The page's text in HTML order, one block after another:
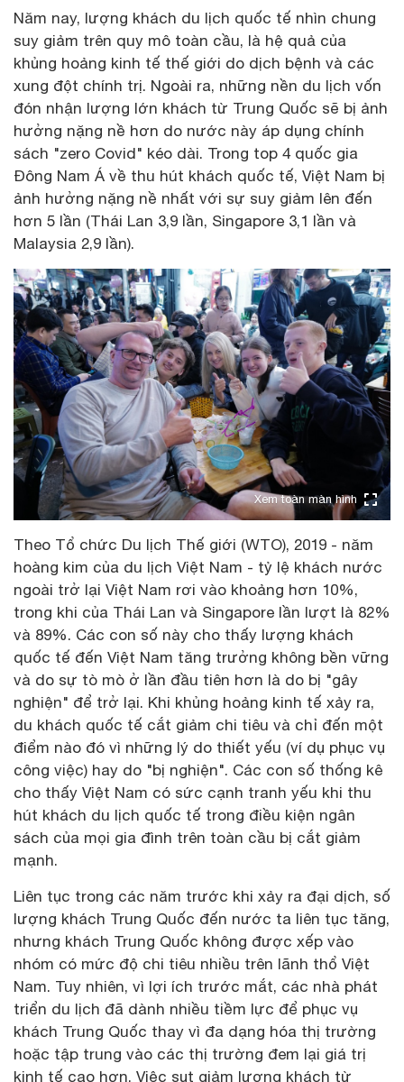
Năm nay, lượng khách du lịch quốc tế nhìn chung
suy giảm trên quy mô toàn cầu, là hệ quả của
khủng hoảng kinh tế thế giới do dịch bệnh và các
xung đột chính trị. Ngoài ra, những nền du lịch vốn
đón nhận lượng lớn khách từ Trung Quốc sẽ bị ảnh
hưởng nặng nề hơn do nước này áp dụng chính
sách "zero Covid" kéo dài. Trong top 4 quốc gia
Đông Nam Á về thu hút khách quốc tế, Việt Nam bị
ảnh hưởng nặng nề nhất với sự suy giảm lên đến
hơn 5 lần (Thái Lan 3,9 lần, Singapore 3,1 lần và
Malaysia 2,9 lần).
Xem toàn màn hình
Theo Tổ chức Du lịch Thế giới (WTO), 2019 - năm
hoàng kim của du lịch Việt Nam - tỷ lệ khách nước
ngoài trở lại Việt Nam rơi vào khoảng hơn 10%,
trong khi của Thái Lan và Singapore lần lượt là 82%
và 89%. Các con số này cho thấy lượng khách
quốc tế đến Việt Nam tăng trưởng không bền vững
và do sự tò mò ở lần đầu tiên hơn là do bị "gây
nghiện" để trở lại. Khi khủng hoảng kinh tế xảy ra,
du khách quốc tế cắt giảm chi tiêu và chỉ đến một
điểm nào đó vì những lý do thiết yếu (ví dụ phục vụ
công việc) hay do "bị nghiện". Các con số thống kê
cho thấy Việt Nam có sức cạnh tranh yếu khi thu
hút khách du lịch quốc tế trong điều kiện ngân
sách của mọi gia đình trên toàn cầu bị cắt giảm
mạnh.
Liên tục trong các năm trước khi xảy ra đại dịch, số
lượng khách Trung Quốc đến nước ta liên tục tăng,
nhưng khách Trung Quốc không được xếp vào
nhóm có mức độ chi tiêu nhiều trên lãnh thổ Việt
Nam. Tuy nhiên, vì lợi ích trước mắt, các nhà phát
triển du lịch đã dành nhiều tiềm lực để phục vụ
khách Trung Quốc thay vì đa dạng hóa thị trường
hoặc tập trung vào các thị trường đem lại giá trị
kinh tế cao hơn. Việc sụt giảm lượng khách từ